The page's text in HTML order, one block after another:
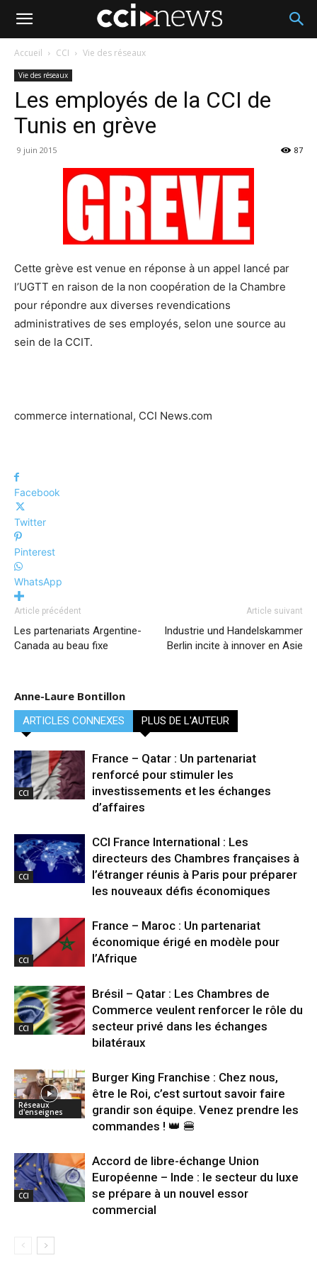
Accueil CCI Vie des réseaux
Vie des réseaux
Les employés de la CCI de
Tunis en grève
9 juin 2015 87
Cette grève est venue en réponse à un appel lancé par
l’UGTT en raison de la non coopération de la Chambre
pour répondre aux diverses revendications
administratives de ses employés, selon une source au
sein de la CCIT.
commerce international, CCI News.com
Facebook
Twitter
Pinterest
WhatsApp
Article précédent
Les partenariats Argentine-
Canada au beau fixe
Article suivant
Industrie und Handelskammer
Berlin incite à innover en Asie
Anne-Laure Bontillon
ARTICLES CONNEXES PLUS DE L'AUTEUR
CCI
France – Qatar : Un partenariat
renforcé pour stimuler les
investissements et les échanges
d’affaires
CCI
CCI France International : Les
directeurs des Chambres françaises à
l’étranger réunis à Paris pour préparer
les nouveaux défis économiques
CCI
France – Maroc : Un partenariat
économique érigé en modèle pour
l’Afrique
CCI
Brésil – Qatar : Les Chambres de
Commerce veulent renforcer le rôle du
secteur privé dans les échanges
bilatéraux
Réseaux
d'enseignes
Burger King Franchise : Chez nous,
être le Roi, c’est surtout savoir faire
grandir son équipe. Venez prendre les
commandes ! 👑 🍔
CCI
Accord de libre-échange Union
Européenne – Inde : le secteur du luxe
se prépare à un nouvel essor
commercial